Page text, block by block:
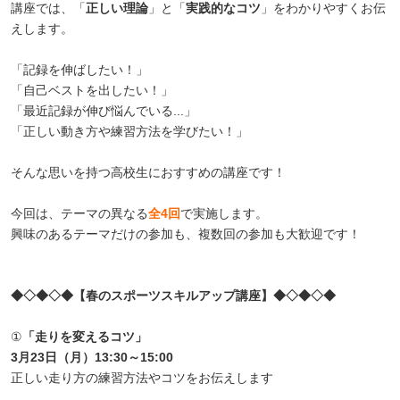
講座では、「正しい理論 」と「実践的なコツ 」をわかりやすくお伝
えします。
「記録を伸ばしたい！」
「自己ベストを出したい！」
「最近記録が伸び悩んでいる...」
「正しい動き方や練習方法を学びたい！」
そんな思いを持つ高校生におすすめの講座です！
今回は、テーマの異なる全4回で実施します。
興味のあるテーマだけの参加も、複数回の参加も大歓迎です！
◆◇◆◇◆【春のスポーツスキルアップ講座】◆◇◆◇◆
① 「走りを変えるコツ」
3月23日（月）13:30～15:00
正しい走り方の練習方法やコツをお伝えします